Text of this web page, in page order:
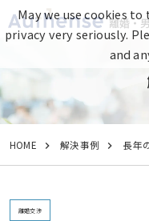
離婚・
HOME 解決事例 長年
離婚交渉
May we use cookies
privacy very seriously.
and